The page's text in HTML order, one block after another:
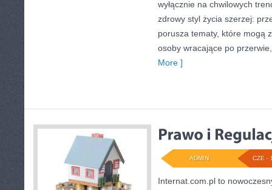
wyłącznie na chwilowych
zdrowy styl życia szerzej:
porusza tematy, które mogą
osoby wracające po
More ]
CZE -
ADMIN
Internat.com.pl to